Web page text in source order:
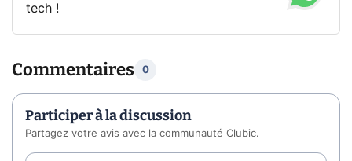
tech !
Commentaires 0
Participer à la discussion
Partagez votre avis avec la communauté Clubic.